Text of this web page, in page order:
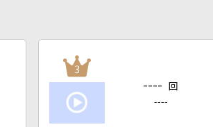
3
---- 回
----